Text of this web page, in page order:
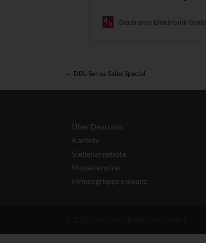
← DBL-Series Sales Special
Über Deutronic
Karriere
Stellenangebote
Messetermine
Firmengruppe Edwanz